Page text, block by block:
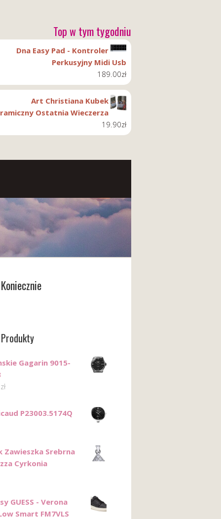
Top w tym tygodniu
Dna Easy Pad - Kontroler
Perkusyjny Midi Usb
189.00zł
Art Christiana Kubek
Ostatnia Wieczerza
19.90zł
Gagarin 9015-
zł
P23003.5174Q
Zawieszka Srebrna
Cyrkonia
GUESS - Verona
Smart FM7VLS